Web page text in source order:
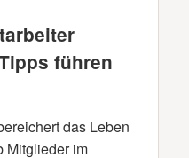
führen
das Leben
Mitglieder im